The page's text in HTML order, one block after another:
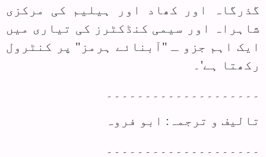
گذرگاہ اور کھاد اور ہیلیم کی مرکزی
شاہراہ اور سیمی کنڈکٹرز کی تیاری میں
ایک اہم جزو ـ "آبنائے ہرمز" پر کنٹرول
رکھتا ہے'۔
۔۔۔۔۔۔۔۔۔۔۔۔۔۔۔۔۔۔۔۔
تالیف و ترجمہ: ابو فروہ
۔۔۔۔۔۔۔۔۔۔۔۔۔۔۔۔۔۔۔۔